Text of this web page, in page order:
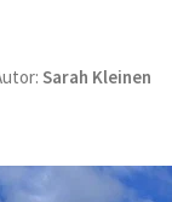
Sarah Kleinen